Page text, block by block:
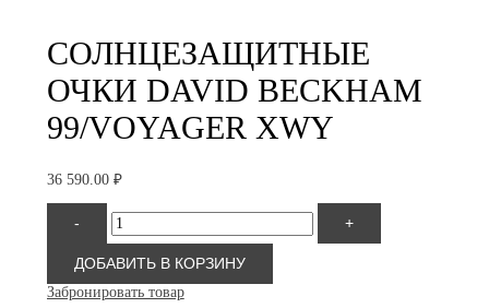
СОЛНЦЕЗАЩИТНЫЕ
ОЧКИ DAVID BECKHAM
99/VOYAGER XWY
36 590.00 ₽
-
Количество
товара
David
Beckham
99/VOYAGER
XWY
+
ДОБАВИТЬ В КОРЗИНУ
Забронировать товар